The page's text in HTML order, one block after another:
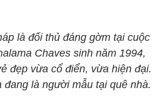
là đối thủ đáng gờm tại cuộc
Chaves sinh năm 1994,
đẹp vừa cổ điển, vừa hiện đại.
đang là người mẫu tại quê nhà.